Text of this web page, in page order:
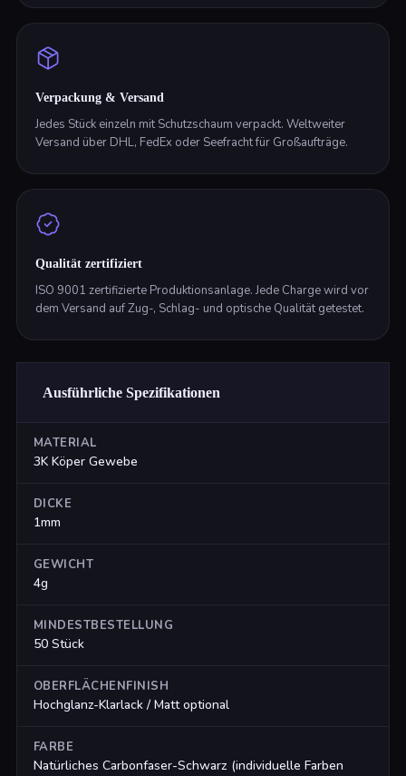
Verpackung & Versand
Jedes Stück einzeln mit Schutzschaum verpackt. Weltweiter
Versand über DHL, FedEx oder Seefracht für Großaufträge.
Qualität zertifiziert
ISO 9001 zertifizierte Produktionsanlage. Jede Charge wird vor
dem Versand auf Zug-, Schlag- und optische Qualität getestet.
Ausführliche Spezifikationen
MATERIAL
3K Köper Gewebe
DICKE
1mm
GEWICHT
4g
MINDESTBESTELLUNG
50 Stück
OBERFLÄCHENFINISH
Hochglanz-Klarlack / Matt optional
FARBE
Natürliches Carbonfaser-Schwarz (individuelle Farben